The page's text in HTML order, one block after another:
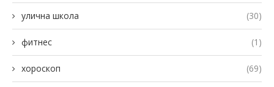
улична школа (30)
фитнес (1)
хороскоп (69)